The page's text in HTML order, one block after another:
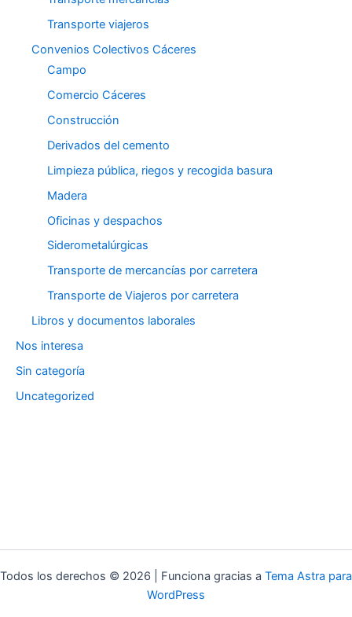
Transporte viajeros
Convenios Colectivos Cáceres
Campo
Comercio Cáceres
Construcción
Derivados del cemento
Limpieza pública, riegos y recogida basura
Madera
Oficinas y despachos
Siderometalúrgicas
Transporte de mercancías por carretera
Transporte de Viajeros por carretera
Libros y documentos laborales
Nos interesa
Sin categoría
Uncategorized
Todos los derechos © 2026 | Funciona gracias a Tema Astra para
WordPress